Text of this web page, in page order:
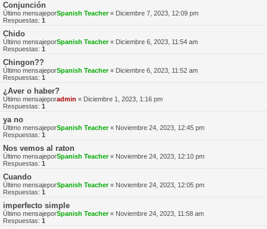
Conjunción
Último mensajeporSpanish Teacher« Diciembre 7, 2023, 12:09 pm
Respuestas: 1
Chido
Último mensajeporSpanish Teacher« Diciembre 6, 2023, 11:54 am
Respuestas: 1
Chingon??
Último mensajeporSpanish Teacher« Diciembre 6, 2023, 11:52 am
Respuestas: 1
¿Aver o haber?
Último mensajeporadmin « Diciembre 1, 2023, 1:16 pm
Respuestas: 1
ya no
Último mensajeporSpanish Teacher« Noviembre 24, 2023, 12:45 pm
Respuestas: 1
Nos vemos al raton
Último mensajeporSpanish Teacher« Noviembre 24, 2023, 12:10 pm
Respuestas: 1
Cuando
Último mensajeporSpanish Teacher« Noviembre 24, 2023, 12:05 pm
Respuestas: 1
imperfecto simple
Último mensajeporSpanish Teacher« Noviembre 24, 2023, 11:58 am
Respuestas: 1